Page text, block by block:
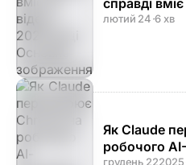
лютий 24·6 хв
Як Claude
робочого
грудень 222025